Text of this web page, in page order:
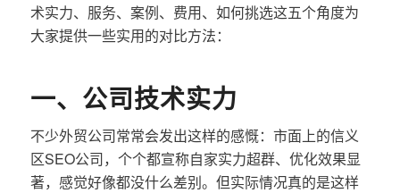
术实力、服务、案例、费用、如何挑选这五个角度为
大家提供一些实用的对比方法：
一、公司技术实力
不少外贸公司常常会发出这样的感慨：市面上的信义
区SEO公司，个个都宣称自家实力超群、优化效果显
著，感觉好像都没什么差别。但实际情况真的是这样